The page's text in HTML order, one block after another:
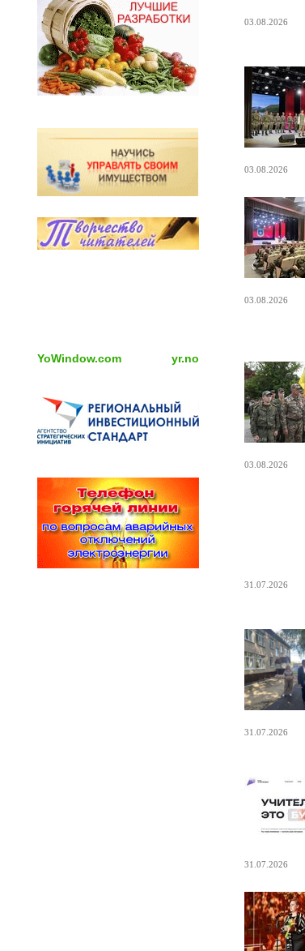
YoWindow.com yr.no
03.08.2026
03.08.2026
03.08.2026
03.08.2026
31.07.2026
31.07.2026
31.07.2026